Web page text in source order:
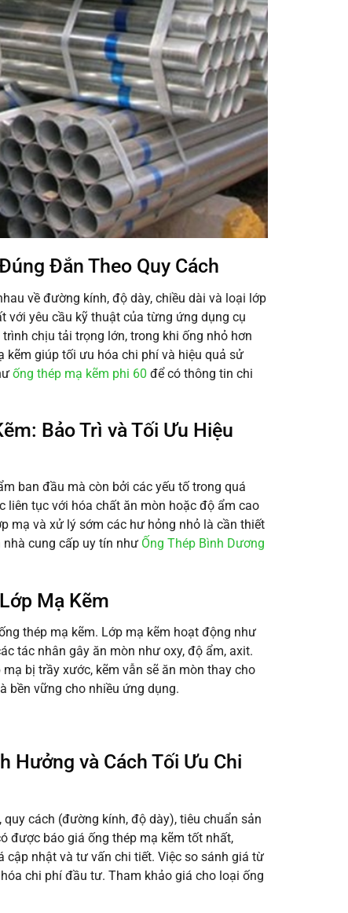
Đắn Theo Quy Cách
về đường kính, độ dày, chiều dài và loại lớp
với yêu cầu kỹ thuật của từng ứng dụng cụ
chịu tải trọng lớn, trong khi ống nhỏ hơn
kẽm giúp tối ưu hóa chi phí và hiệu quả sử
ống thép mạ kẽm phi 60 để có thông tin chi
Bảo Trì và Tối Ưu Hiệu
ban đầu mà còn bởi các yếu tố trong quá
liên tục với hóa chất ăn mòn hoặc độ ẩm cao
mạ và xử lý sớm các hư hỏng nhỏ là cần thiết
cung cấp uy tín như Ống Thép Bình Dương
Mạ Kẽm
thép mạ kẽm. Lớp mạ kẽm hoạt động như
tác nhân gây ăn mòn như oxy, độ ẩm, axit.
bị trầy xước, kẽm vẫn sẽ ăn mòn thay cho
bền vững cho nhiều ứng dụng.
Hưởng và Cách Tối Ưu Chi
cách (đường kính, độ dày), tiêu chuẩn sản
được báo giá ống thép mạ kẽm tốt nhất,
cập nhật và tư vấn chi tiết. Việc so sánh giá từ
chi phí đầu tư. Tham khảo giá cho loại ống